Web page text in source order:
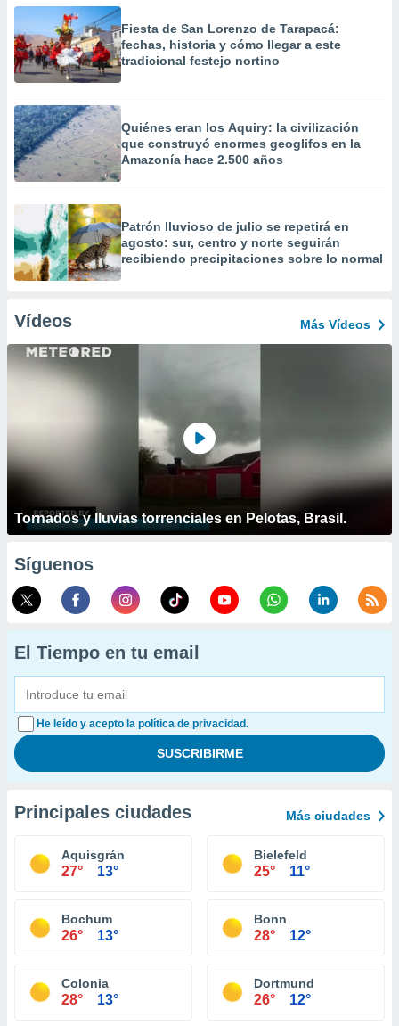
Fiesta de San Lorenzo de Tarapacá:
fechas, historia y cómo llegar a este
tradicional festejo nortino
Quiénes eran los Aquiry: la civilización
que construyó enormes geoglifos en la
Amazonía hace 2.500 años
Patrón lluvioso de julio se repetirá en
agosto: sur, centro y norte seguirán
recibiendo precipitaciones sobre lo normal
Vídeos Más Vídeos
Tornados y lluvias torrenciales en Pelotas, Brasil.
Síguenos
El Tiempo en tu email
He leído y acepto la política de privacidad.
Principales ciudades Más ciudades
Aquisgrán
27° 13°
Bielefeld
25° 11°
Bochum
26° 13°
Bonn
28° 12°
Colonia
28° 13°
Dortmund
26° 12°